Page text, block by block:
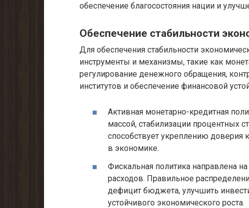
обеспечение благосостояния нации и
Обеспечение стабильности
Для обеспечения стабильности
инструменты и механизмы, такие как
регулирование денежного обращения,
институтов и обеспечение финансовой
Активная монетарно-кредитная
массой, стабилизации процентных
способствует укреплению
в экономике.
Фискальная политика направлена
расходов. Правильное
дефицит бюджета, улучшить
устойчивого экономического роста.